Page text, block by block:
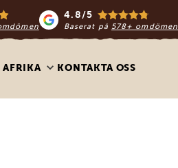
4.8/5
Baserat på 578+ omdömen
AFRIKA KONTAKTA OSS